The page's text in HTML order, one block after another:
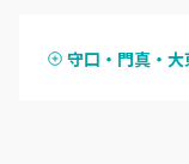
ハンドスカルプ
守口・門真・